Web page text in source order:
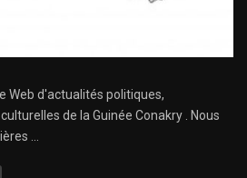
Web d'actualités politiques,
de la Guinée Conakry . Nous
...